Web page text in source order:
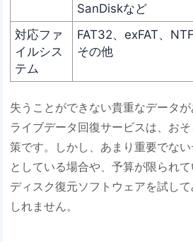
SanDiskなど
対応ファ
イルシス
テム
FAT32、exFAT、
その他
失うことができない貴重なデータ
ライブデータ回復サービスは、お
策です。しかし、あまり重要でな
としている場合や、予算が限られ
ディスク復元ソフトウェアを試し
しれません。